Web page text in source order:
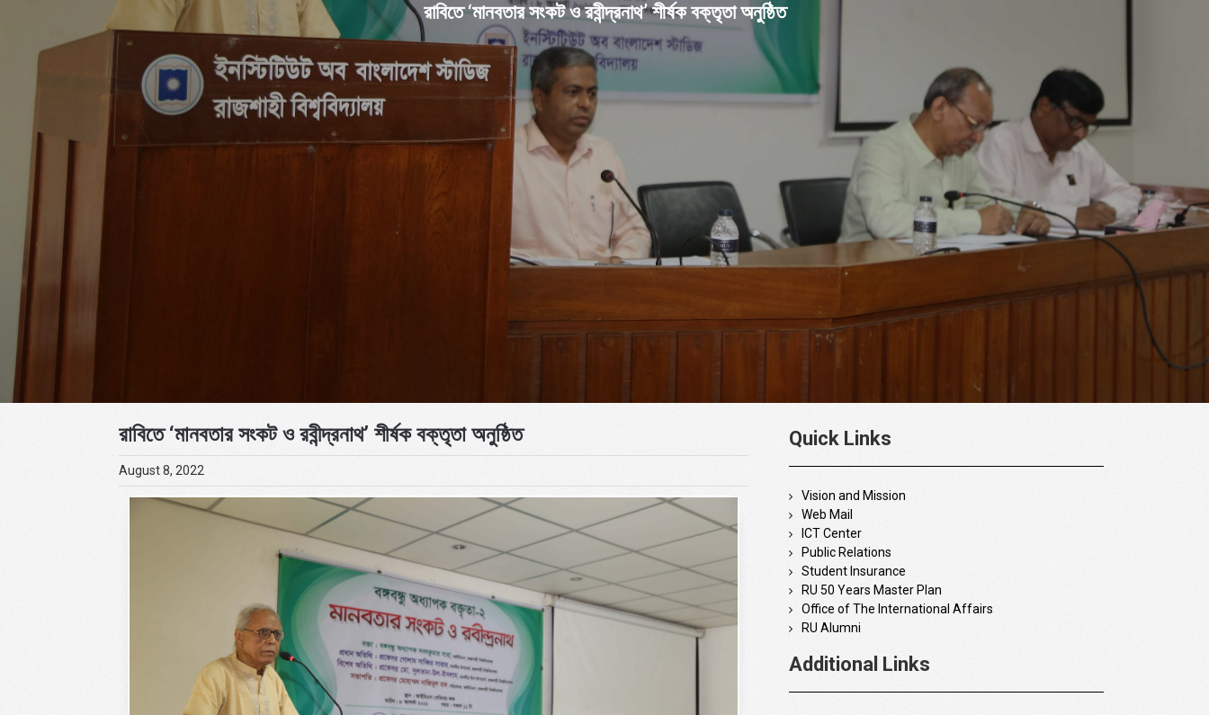
রাবিতে ‘মানবতার সংকট ও রবীন্দ্রনাথ’ শীর্ষক বক্তৃতা অনুষ্ঠিত
রাবিতে ‘মানবতার সংকট ও রবীন্দ্রনাথ’ শীর্ষক বক্তৃতা অনুষ্ঠিত
August 8, 2022
Quick Links
Vision and Mission
Web Mail
ICT Center
Public Relations
Student Insurance
RU 50 Years Master Plan
Office of The International Affairs
RU Alumni
Additional Links